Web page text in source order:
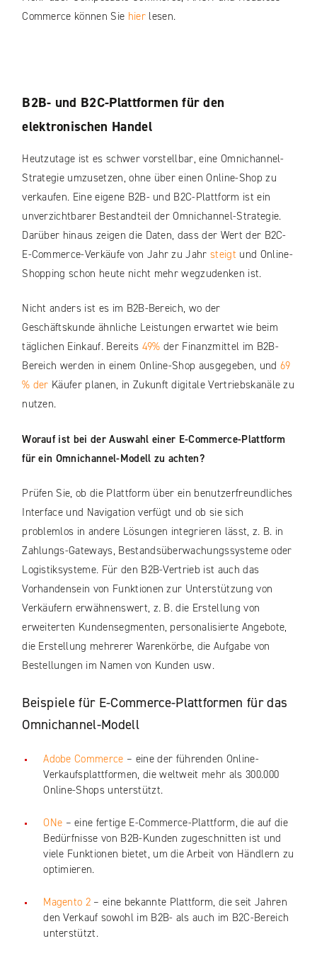
Commerce können Sie hierlesen.
B2B- und B2C-Plattformen für den
elektronischen Handel
Heutzutage ist es schwer vorstellbar, eine Omnichannel-
Strategie umzusetzen, ohne über einen Online-Shop zu
verkaufen. Eine eigene B2B- und B2C-Plattform ist ein
unverzichtbarer Bestandteil der Omnichannel-Strategie.
Darüber hinaus zeigen die Daten, dass der Wert der B2C-
E-Commerce-Verkäufe von Jahr zu Jahrsteigt und Online-
Shopping schon heute nicht mehr wegzudenken ist.
Nicht anders ist es im B2B-Bereich, wo der
Geschäftskunde ähnliche Leistungen erwartet wie beim
täglichen Einkauf. Bereits 49% der Finanzmittel im B2B-
Bereich werden in einem Online-Shop ausgegeben, und 69
% der Käufer planen, in Zukunft digitale Vertriebskanäle zu
nutzen.
Worauf ist bei der Auswahl einer E-Commerce-Plattform
für ein Omnichannel-Modell zu achten?
Prüfen Sie, ob die Plattform über ein benutzerfreundliches
Interface und Navigation verfügt und ob sie sich
problemlos in andere Lösungen integrieren lässt, z. B. in
Zahlungs-Gateways, Bestandsüberwachungssysteme oder
Logistiksysteme. Für den B2B-Vertrieb ist auch das
Vorhandensein von Funktionen zur Unterstützung von
Verkäufern erwähnenswert, z. B. die Erstellung von
erweiterten Kundensegmenten, personalisierte Angebote,
die Erstellung mehrerer Warenkörbe, die Aufgabe von
Bestellungen im Namen von Kunden usw.
Beispiele für E-Commerce-Plattformen für das
Omnichannel-Modell
Adobe Commerce – eine der führenden Online-
Verkaufsplattformen, die weltweit mehr als 300.000
Online-Shops unterstützt.
ONe – eine fertige E-Commerce-Plattform, die auf die
Bedürfnisse von B2B-Kunden zugeschnitten ist und
viele Funktionen bietet, um die Arbeit von Händlern zu
optimieren.
Magento 2 – eine bekannte Plattform, die seit Jahren
den Verkauf sowohl im B2B- als auch im B2C-Bereich
unterstützt.